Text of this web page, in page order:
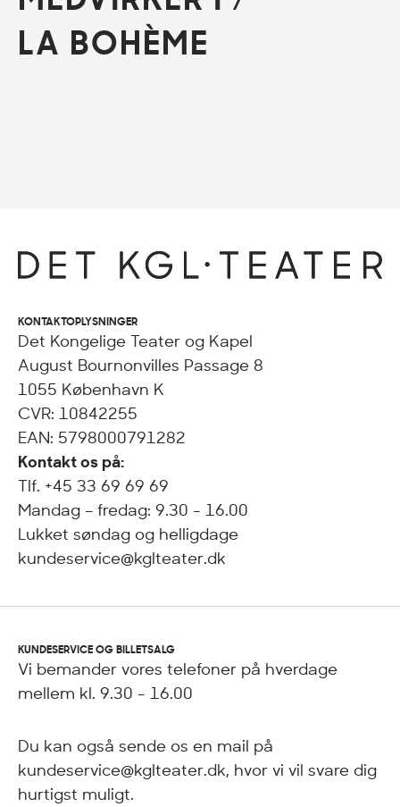
LA BOHÈME
KONTAKTOPLYSNINGER
Det Kongelige Teater og Kapel
August Bournonvilles Passage 8
1055 København K
CVR: 10842255
EAN: 5798000791282
Kontakt os på:
Tlf. +45 33 69 69 69
Mandag – fredag: 9.30 - 16.00
Lukket søndag og helligdage
kundeservice@kglteater.dk
KUNDESERVICE OG BILLETSALG
Vi bemander vores telefoner på hverdage
mellem kl. 9.30 - 16.00
Du kan også sende os en mail på
kundeservice@kglteater.dk, hvor vi vil svare dig
hurtigst muligt.